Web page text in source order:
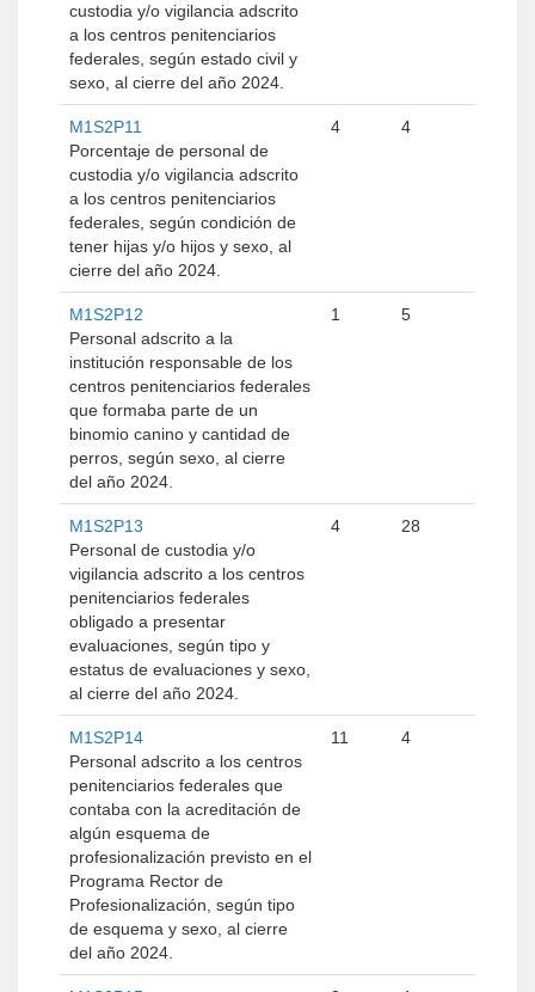
custodia y/o vigilancia adscrito
a los centros penitenciarios
federales, según estado civil y
sexo, al cierre del año 2024.
M1S2P11
Porcentaje de personal de
custodia y/o vigilancia adscrito
a los centros penitenciarios
federales, según condición de
tener hijas y/o hijos y sexo, al
cierre del año 2024.
4 4
M1S2P12
Personal adscrito a la
institución responsable de los
centros penitenciarios federales
que formaba parte de un
binomio canino y cantidad de
perros, según sexo, al cierre
del año 2024.
1 5
M1S2P13
Personal de custodia y/o
vigilancia adscrito a los centros
penitenciarios federales
obligado a presentar
evaluaciones, según tipo y
estatus de evaluaciones y sexo,
al cierre del año 2024.
4 28
M1S2P14
Personal adscrito a los centros
penitenciarios federales que
contaba con la acreditación de
algún esquema de
profesionalización previsto en el
Programa Rector de
Profesionalización, según tipo
de esquema y sexo, al cierre
del año 2024.
11 4